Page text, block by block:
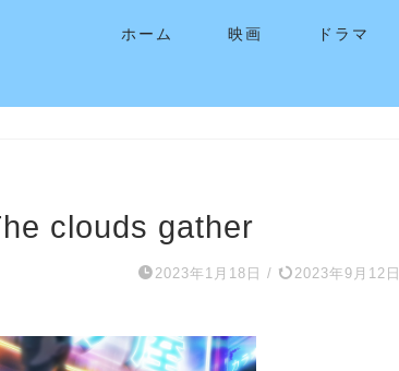
ホーム 映画 ドラマ
clouds gather
2023年1月18日 / 2023年9月12日